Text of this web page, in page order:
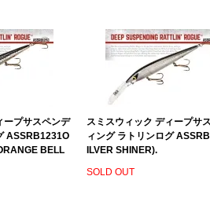
ープサスペンデ
ASSRB1231O
BELL
スミスウィック ディープサ
ィング ラトリンログ
ILVER SHINER).
SOLD OUT